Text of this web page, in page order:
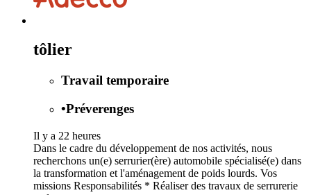
tôlier
Travail temporaire
•Préverenges
Il y a 22 heures
Dans le cadre du développement de nos activités, nous
recherchons un(e) serrurier(ère) automobile spécialisé(e) dans
la transformation et l'aménagement de poids lourds. Vos
missions Responsabilités * Réaliser des travaux de serrurerie